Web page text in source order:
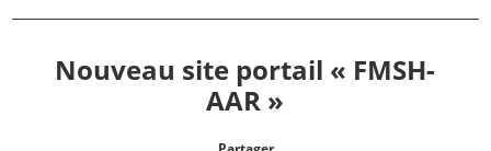
Nouveau site portail « FMSH-
AAR »